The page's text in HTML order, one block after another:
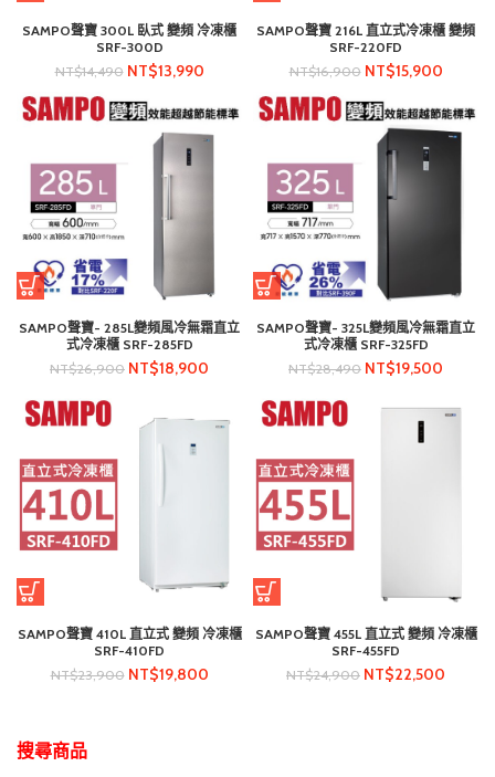
搜尋商品
SAMPO聲寶 300L 臥式 變頻 冷凍櫃
SRF-300D
NT$14,490 NT$13,990
SAMPO聲寶 216L 直立式冷凍櫃 變頻
SRF-220FD
NT$16,900 NT$15,900
SAMPO聲寶- 285L變頻風冷無霜直立
式冷凍櫃 SRF-285FD
NT$26,900 NT$18,900
SAMPO聲寶- 325L變頻風冷無霜直立
式冷凍櫃 SRF-325FD
NT$28,490 NT$19,500
SAMPO聲寶 410L 直立式 變頻 冷凍櫃
SRF-410FD
NT$23,900 NT$19,800
SAMPO聲寶 455L 直立式 變頻 冷凍櫃
SRF-455FD
NT$24,900 NT$22,500